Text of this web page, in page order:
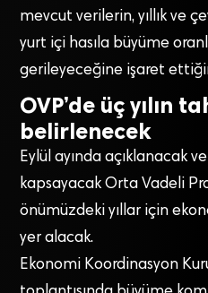
mevcut verilerin, yıllık ve
yurt içi hasıla büyüme
gerileyeceğine işaret
OVP’de üç yılın
belirlenecek
Eylül ayında açıklanacak
kapsayacak Orta Vadeli
önümüzdeki yıllar için
yer alacak.
Ekonomi Koordinasyon